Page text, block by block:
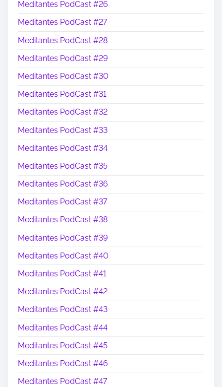
Meditantes PodCast #26
Meditantes PodCast #27
Meditantes PodCast #28
Meditantes PodCast #29
Meditantes PodCast #30
Meditantes PodCast #31
Meditantes PodCast #32
Meditantes PodCast #33
Meditantes PodCast #34
Meditantes PodCast #35
Meditantes PodCast #36
Meditantes PodCast #37
Meditantes PodCast #38
Meditantes PodCast #39
Meditantes PodCast #40
Meditantes PodCast #41
Meditantes PodCast #42
Meditantes PodCast #43
Meditantes PodCast #44
Meditantes PodCast #45
Meditantes PodCast #46
Meditantes PodCast #47